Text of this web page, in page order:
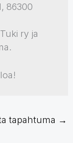
86300
ry ja
tapahtuma →